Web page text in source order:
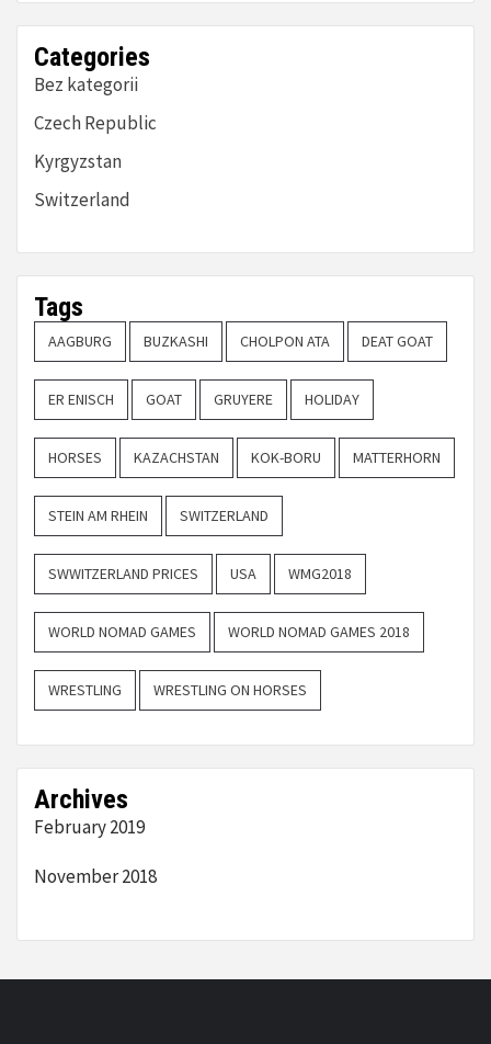
Categories
Bez kategorii
Czech Republic
Kyrgyzstan
Switzerland
Tags
AAGBURG BUZKASHI CHOLPON ATA DEAT GOAT
ER ENISCH GOAT GRUYERE HOLIDAY
HORSES KAZACHSTAN KOK-BORU MATTERHORN
STEIN AM RHEIN SWITZERLAND
SWWITZERLAND PRICES USA WMG2018
WORLD NOMAD GAMES WORLD NOMAD GAMES 2018
WRESTLING WRESTLING ON HORSES
Archives
February 2019
November 2018